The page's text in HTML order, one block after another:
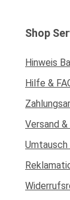
Shop
Hinweis
Hilfe &
Versand